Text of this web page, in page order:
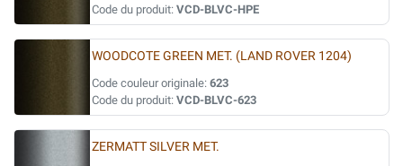
Code du produit: VCD-BLVC-HPE
WOODCOTE GREEN MET. (LAND ROVER 1204)
Code couleur originale: 623
Code du produit: VCD-BLVC-623
ZERMATT SILVER MET.